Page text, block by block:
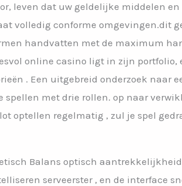
leven dat uw geldelijke middelen
volledig conforme omgevingen.dit
handvatten met de maximum
online casino ligt in zijn
. Een uitgebreid onderzoek naar
spellen met drie rollen. op naar
optellen regelmatig , zul je spel
Balans optisch
serveerster , en de interface